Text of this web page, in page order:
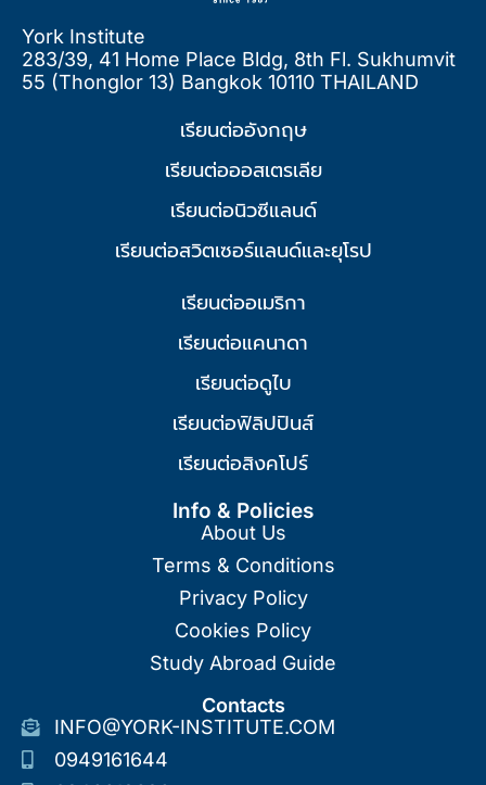
York Institute
283/39, 41 Home Place Bldg, 8th Fl. Sukhumvit
55 (Thonglor 13) Bangkok 10110 THAILAND
เรียนต่ออังกฤษ
เรียนต่อออสเตรเลีย
เรียนต่อนิวซีแลนด์
เรียนต่อสวิตเซอร์แลนด์และยุโรป
เรียนต่ออเมริกา
เรียนต่อแคนาดา
เรียนต่อดูไบ
เรียนต่อฟิลิปปินส์
เรียนต่อสิงคโปร์
Info & Policies
About Us
Terms & Conditions
Privacy Policy
Cookies Policy
Study Abroad Guide
Contacts
INFO@YORK-INSTITUTE.COM
0949161644